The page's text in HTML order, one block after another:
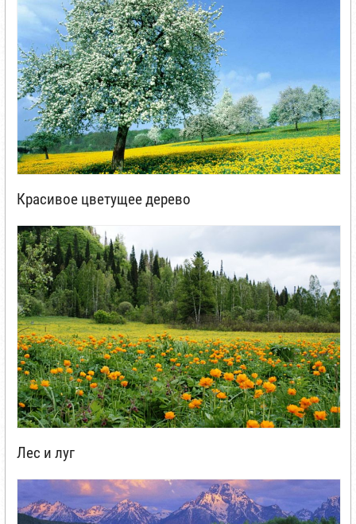
Красивое цветущее дерево
Лес и луг